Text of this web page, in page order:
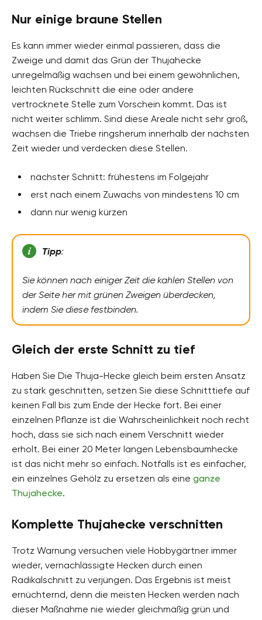
Nur einige braune Stellen
Es kann immer wieder einmal passieren, dass die
Zweige und damit das Grün der Thujahecke
unregelmäßig wachsen und bei einem gewöhnlichen,
leichten Rückschnitt die eine oder andere
vertrocknete Stelle zum Vorschein kommt. Das ist
nicht weiter schlimm. Sind diese Areale nicht sehr groß,
wachsen die Triebe ringsherum innerhalb der nächsten
Zeit wieder und verdecken diese Stellen.
nächster Schnitt: frühestens im Folgejahr
erst nach einem Zuwachs von mindestens 10 cm
dann nur wenig kürzen
Tipp:
Sie können nach einiger Zeit die kahlen Stellen von
der Seite her mit grünen Zweigen überdecken,
indem Sie diese festbinden.
Gleich der erste Schnitt zu tief
Haben Sie Die Thuja-Hecke gleich beim ersten Ansatz
zu stark geschnitten, setzen Sie diese Schnitttiefe auf
keinen Fall bis zum Ende der Hecke fort. Bei einer
einzelnen Pflanze ist die Wahrscheinlichkeit noch recht
hoch, dass sie sich nach einem Verschnitt wieder
erholt. Bei einer 20 Meter langen Lebensbaumhecke
ist das nicht mehr so einfach. Notfalls ist es einfacher,
ein einzelnes Gehölz zu ersetzen als eine ganze
Thujahecke.
Komplette Thujahecke verschnitten
Trotz Warnung versuchen viele Hobbygärtner immer
wieder, vernachlässigte Hecken durch einen
Radikalschnitt zu verjüngen. Das Ergebnis ist meist
ernüchternd, denn die meisten Hecken werden nach
dieser Maßnahme nie wieder gleichmäßig grün und